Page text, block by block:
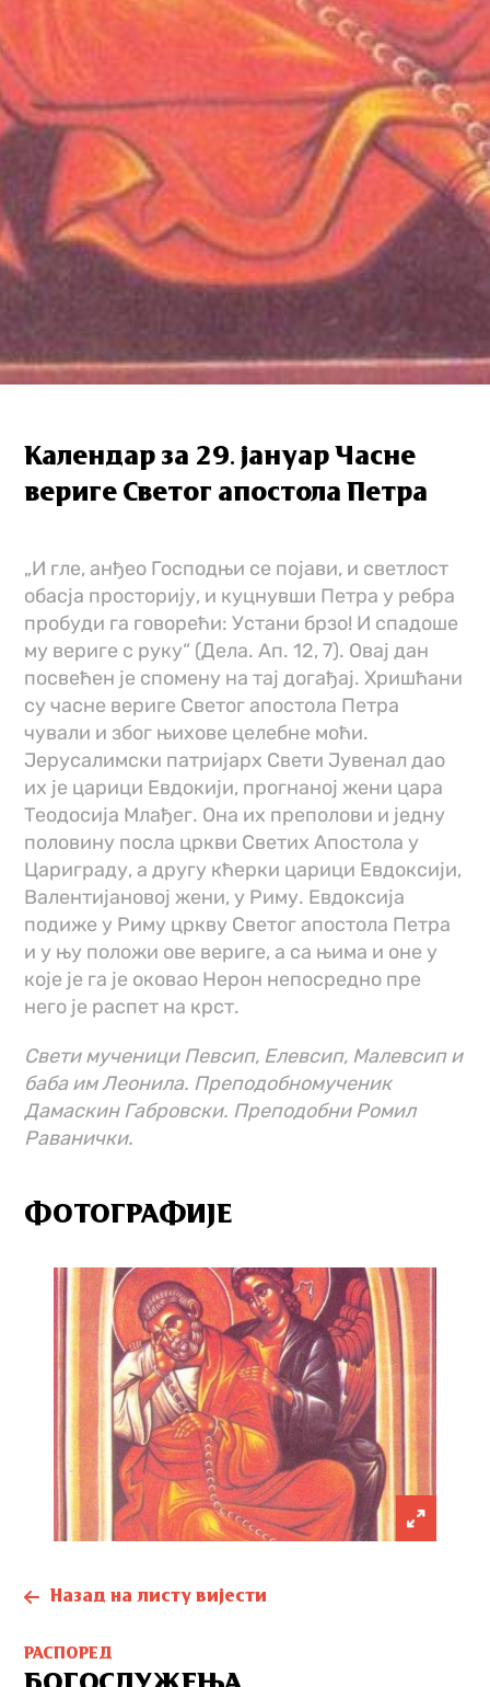
Календар за 29. јануар Часне
вериге Светог апостола Петра
„И гле, анђео Господњи се појави, и светлост
обасја просторију, и куцнувши Петра у ребра
пробуди га говорећи: Устани брзо! И спадоше
му вериге с руку“ (Дела. Ап. 12, 7). Овај дан
посвећен је спомену на тај догађај. Хришћани
су часне вериге Светог апостола Петра
чували и због њихове целебне моћи.
Јерусалимски патријарх Свети Јувенал дао
их је царици Евдокији, прогнаној жени цара
Теодосија Млађег. Она их преполови и једну
половину посла цркви Светих Апостола у
Цариграду, а другу кћерки царици Евдоксији,
Валентијановој жени, у Риму. Евдоксија
подиже у Риму цркву Светог апостола Петра
и у њу положи ове вериге, а са њима и оне у
које је га је оковао Нерон непосредно пре
него је распет на крст.
Свети мученици Певсип, Елевсип, Малевсип и
баба им Леонила. Преподобномученик
Дамаскин Габровски. Преподобни Ромил
Раванички.
ФОТОГРАФИЈЕ
Назад на листу вијести
РАСПОРЕД